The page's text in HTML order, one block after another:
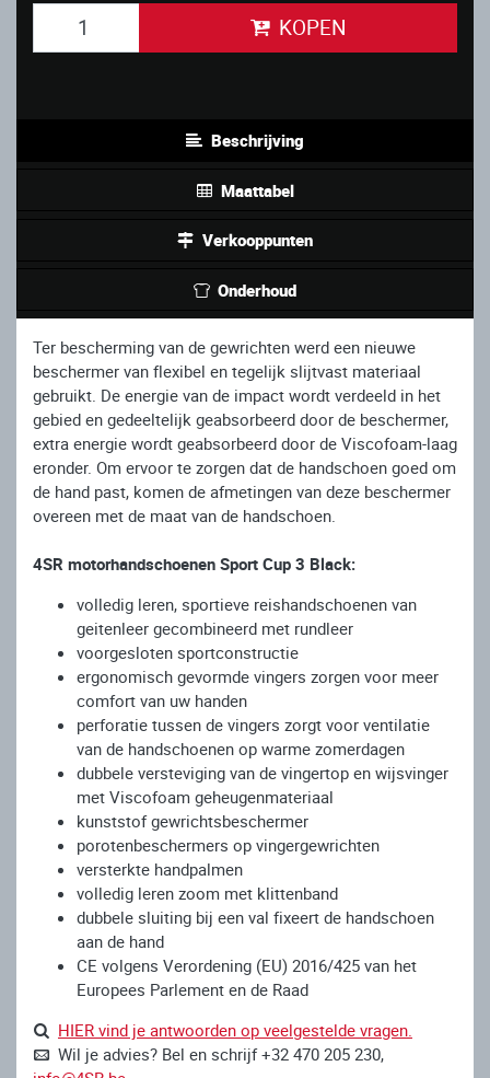
KOPEN
Beschrijving
Maattabel
Verkooppunten
Onderhoud
Ter bescherming van de gewrichten werd een nieuwe
beschermer van flexibel en tegelijk slijtvast materiaal
gebruikt. De energie van de impact wordt verdeeld in het
gebied en gedeeltelijk geabsorbeerd door de beschermer,
extra energie wordt geabsorbeerd door de Viscofoam-laag
eronder. Om ervoor te zorgen dat de handschoen goed om
de hand past, komen de afmetingen van deze beschermer
overeen met de maat van de handschoen.
4SR motorhandschoenen Sport Cup 3 Black:
volledig leren, sportieve reishandschoenen van
geitenleer gecombineerd met rundleer
voorgesloten sportconstructie
ergonomisch gevormde vingers zorgen voor meer
comfort van uw handen
perforatie tussen de vingers zorgt voor ventilatie
van de handschoenen op warme zomerdagen
dubbele versteviging van de vingertop en wijsvinger
met Viscofoam geheugenmateriaal
kunststof gewrichtsbeschermer
porotenbeschermers op vingergewrichten
versterkte handpalmen
volledig leren zoom met klittenband
dubbele sluiting bij een val fixeert de handschoen
aan de hand
CE volgens Verordening (EU) 2016/425 van het
Europees Parlement en de Raad
HIER vind je antwoorden op veelgestelde vragen.
Wil je advies? Bel en schrijf +32 470 205 230,